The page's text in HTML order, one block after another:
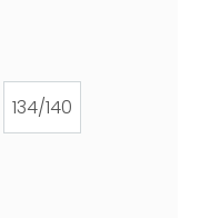
134/140
134/140